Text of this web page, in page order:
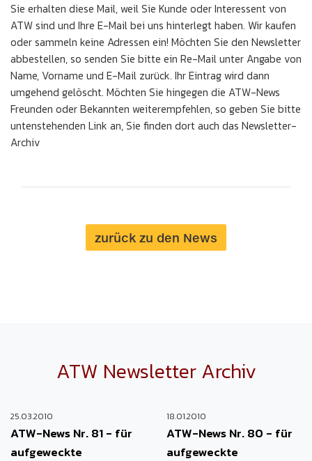
Sie erhalten diese Mail, weil Sie Kunde oder Interessent von
ATW sind und Ihre E-Mail bei uns hinterlegt haben. Wir kaufen
oder sammeln keine Adressen ein! Möchten Sie den Newsletter
abbestellen, so senden Sie bitte ein Re-Mail unter Angabe von
Name, Vorname und E-Mail zurück. Ihr Eintrag wird dann
umgehend gelöscht. Möchten Sie hingegen die ATW-News
Freunden oder Bekannten weiterempfehlen, so geben Sie bitte
untenstehenden Link an, Sie finden dort auch das Newsletter-
Archiv
zurück zu den News
ATW Newsletter Archiv
25.03.2010
ATW-News Nr. 81 - für
aufgeweckte
18.01.2010
ATW-News Nr. 80 - für
aufgeweckte